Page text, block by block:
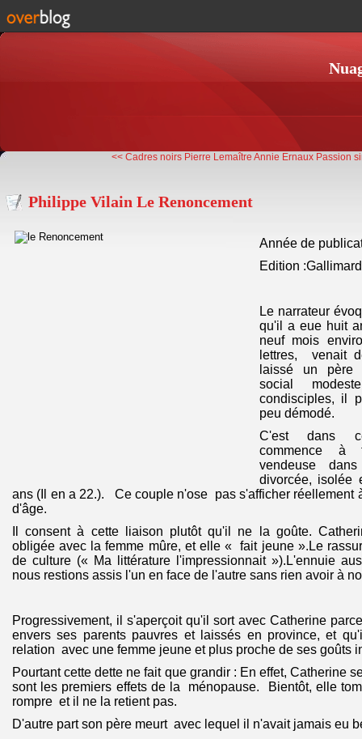
<< Cadres noirs Pierre Lemaître Annie Ernaux Passion
Philippe Vilain Le Renoncement
Année de
Edition
Le narrateur
qu'il a eue huit
neuf mois
lettres, venait
laissé un père
social
condisciples, il
peu démodé.
C'est dans
commence à
vendeuse
divorcée, isolée
ans (Il en a 22.). Ce couple n'ose pas s'afficher réellement
d'âge.
Il consent à cette liaison plutôt qu'il ne la goûte.
obligée avec la femme mûre, et elle « fait jeune ».Le
de culture (« Ma littérature l'impressionnait »).L'ennuie
nous restions assis l'un en face de l'autre sans rien avoir à
Progressivement, il s'aperçoit qu'il sort avec Catherine
envers ses parents pauvres et laissés en province, et
relation avec une femme jeune et plus proche de ses goûts
Pourtant cette dette ne fait que grandir : En effet, Catherine
sont les premiers effets de la ménopause. Bientôt, elle
rompre et il ne la retient pas.
D'autre part son père meurt avec lequel il n'avait jamais eu